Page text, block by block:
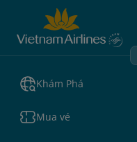
Khám Phá
Mua vé